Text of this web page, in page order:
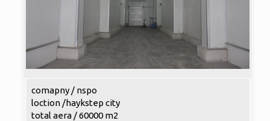
comapny / nspo
loction /haykstep city
total aera / 60000 m2